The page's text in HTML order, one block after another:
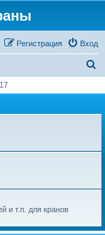
Вход
Регистрация
с
и т.п. для кранов